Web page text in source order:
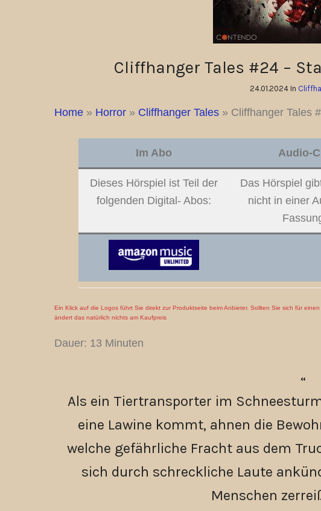
Cliffhanger Tales #24 –
24.01.2024 In
Home » Horror » Cliffhanger Tales » Cliffhanger Tales
Im Abo Audio-
Dieses Hörspiel ist Teil der
folgenden Digital- Abos:
Das Hörspiel
nicht in einer
Ein Klick auf die Logos führt Sie direkt zur Produktseite beim Anbieter. Sollten Sie sich für
ändert das natürlich nichts am Kaufpreis
Dauer: 13 Minuten
Als ein Tiertransporter im
eine Lawine kommt, ahnen die
welche gefährliche Fracht aus dem
sich durch schreckliche Laute
Menschen